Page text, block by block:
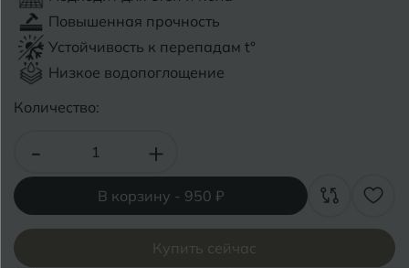
Повышенная прочность
Устойчивость к перепадам t°
Низкое водопоглощение
Количество:
- +
В корзину - 950 ₽
Купить сейчас
В Великий Новгород
Владимир
Смоленск
Сосновый Бор
Сочи